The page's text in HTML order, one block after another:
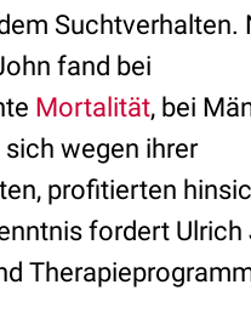
Suchtverhalten.
fand bei
Mortalität, bei
wegen ihrer
profitierten
fordert Ulrich